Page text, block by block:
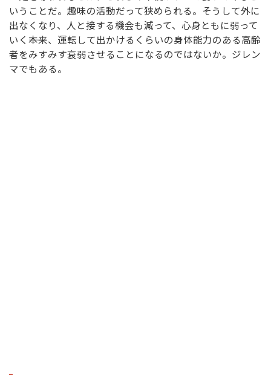
いうことだ。趣味の活動だって狭められる。そうして外に
出なくなり、人と接する機会も減って、心身ともに弱って
いく――本来、運転して出かけるくらいの身体能力のある高齢
者をみすみす衰弱させることになるのではないか。ジレン
マでもある。